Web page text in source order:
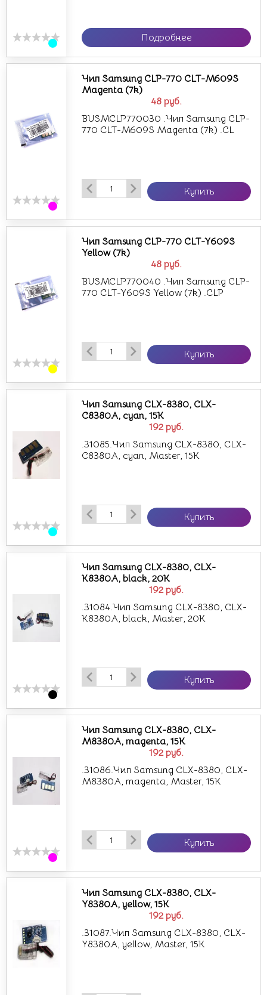
Подробнее
48 руб.
Чип Samsung CLP-770 CLT-M609S
Magenta (7k)
BUSMCLP770030 .Чип Samsung CLP-
770 CLT-M609S Magenta (7k) .CL
Купить
48 руб.
Чип Samsung CLP-770 CLT-Y609S
Yellow (7k)
BUSMCLP770040 .Чип Samsung CLP-
770 CLT-Y609S Yellow (7k) .CLP
Купить
192 руб.
Чип Samsung CLX-8380, CLX-
C8380A, cyan, 15K
.31085.Чип Samsung CLX-8380, CLX-
C8380A, cyan, Master, 15K
Купить
192 руб.
Чип Samsung CLX-8380, CLX-
K8380A, black, 20K
.31084.Чип Samsung CLX-8380, CLX-
K8380A, black, Master, 20K
Купить
192 руб.
Чип Samsung CLX-8380, CLX-
M8380A, magenta, 15K
.31086.Чип Samsung CLX-8380, CLX-
M8380A, magenta, Master, 15K
Купить
192 руб.
Чип Samsung CLX-8380, CLX-
Y8380A, yellow, 15K
.31087.Чип Samsung CLX-8380, CLX-
Y8380A, yellow, Master, 15K